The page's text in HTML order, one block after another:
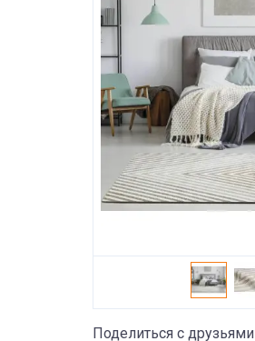
Поделиться с друзьями